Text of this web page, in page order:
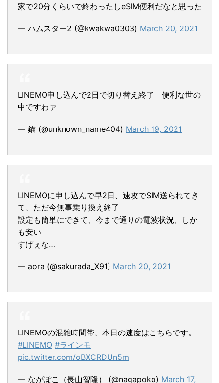
家で20分くらいで終わったしeSIM便利だなと思った
— ハムスター2 (@kwakwa0303) March 20, 2021
LINEMO申し込んで2日で切り替え終了 便利な世の
中ですわァ
— 錨 (@unknown_name404) March 19, 2021
LINEMOに申し込んで早2日、速攻でSIM送られてき
て、ただ今無事乗り換え終了
設定も簡単にできて、今まで通りの電波状況、しか
も安い
すげぇな…
— aora (@sakurada_X91) March 20, 2021
LINEMOの混雑時間帯、本日の速度はこちらです。
#LINEMO #ラインモ
pic.twitter.com/oBXCRDUn5m
— ながぽこ（長山智隆） (@nagapoko) March 17,